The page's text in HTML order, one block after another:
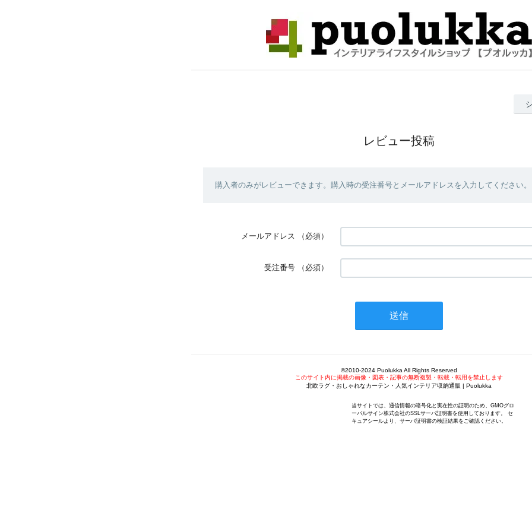
レビュー投稿
購入者のみがレビューできます。購入時の受注番号とメールアドレスを入力してください。
メールアドレス （必須）
受注番号 （必須）
©2010-2024 Puolukka All Rights Reserved
このサイト内に掲載の画像・図表・記事の無断複製・転載・転用を禁止します
北欧ラグ・おしゃれなカーテン・人気インテリア収納通販 | Puolukka
当サイトでは、通信情報の暗号化と実在性の証明のため、GMOグロ
ーバルサイン株式会社のSSLサーバ証明書を使用しております。 セ
キュアシールより、サーバ証明書の検証結果をご確認ください。